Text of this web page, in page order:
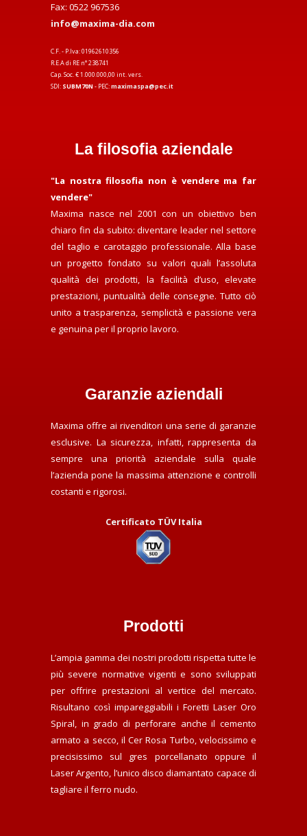
Fax: 0522 967536
info@maxima-dia.com
C.F. - P.Iva: 01962610356
R.E.A di RE n° 238741
Cap. Soc. € 1.000.000,00 int. vers.
SDI: SUBM70N - PEC:maximaspa@pec.it
La filosofia aziendale
"La nostra filosofia non è vendere ma far
vendere"
Maxima nasce nel 2001 con un obiettivo ben
chiaro fin da subito: diventare leader nel settore
del taglio e carotaggio professionale. Alla base
un progetto fondato su valori quali l’assoluta
qualità dei prodotti, la facilità d’uso, elevate
prestazioni, puntualità delle consegne. Tutto ciò
unito a trasparenza, semplicità e passione vera
e genuina per il proprio lavoro.
Garanzie aziendali
Maxima offre ai rivenditori una serie di garanzie
esclusive. La sicurezza, infatti, rappresenta da
sempre una priorità aziendale sulla quale
l’azienda pone la massima attenzione e controlli
costanti e rigorosi.
Certificato TÜV Italia
Prodotti
L’ampia gamma dei nostri prodotti rispetta tutte le
più severe normative vigenti e sono sviluppati
per offrire prestazioni al vertice del mercato.
Risultano così impareggiabili i Foretti Laser Oro
Spiral, in grado di perforare anche il cemento
armato a secco, il Cer Rosa Turbo, velocissimo e
precisissimo sul gres porcellanato oppure il
Laser Argento, l’unico disco diamantato capace di
tagliare il ferro nudo.